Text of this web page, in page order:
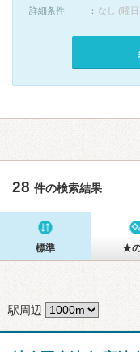
詳細条件
なし (曜
28 件の検索結果
標準 ★
駅周辺